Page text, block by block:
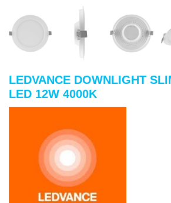
LEDVANCE DOWNLIGHT
LED 12W 4000K